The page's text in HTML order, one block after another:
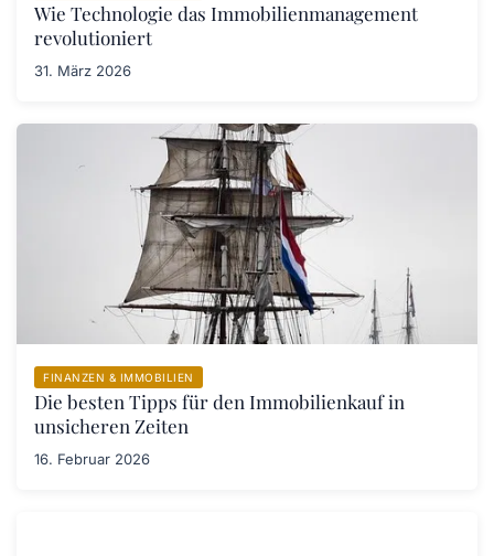
Wie Technologie das Immobilienmanagement
revolutioniert
31. März 2026
FINANZEN & IMMOBILIEN
Die besten Tipps für den Immobilienkauf in
unsicheren Zeiten
16. Februar 2026